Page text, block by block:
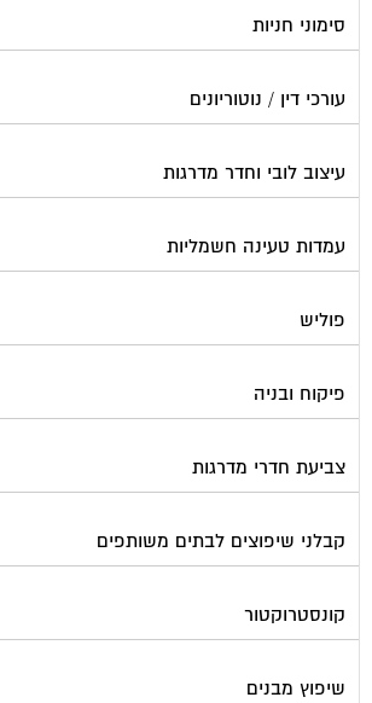
סימוני חניות
עורכי דין / נוטוריונים
עיצוב לובי וחדר מדרגות
עמדות טעינה חשמליות
פוליש
פיקוח ובניה
צביעת חדרי מדרגות
קבלני שיפוצים לבתים משותפים
קונסטרוקטור
שיפוץ מבנים